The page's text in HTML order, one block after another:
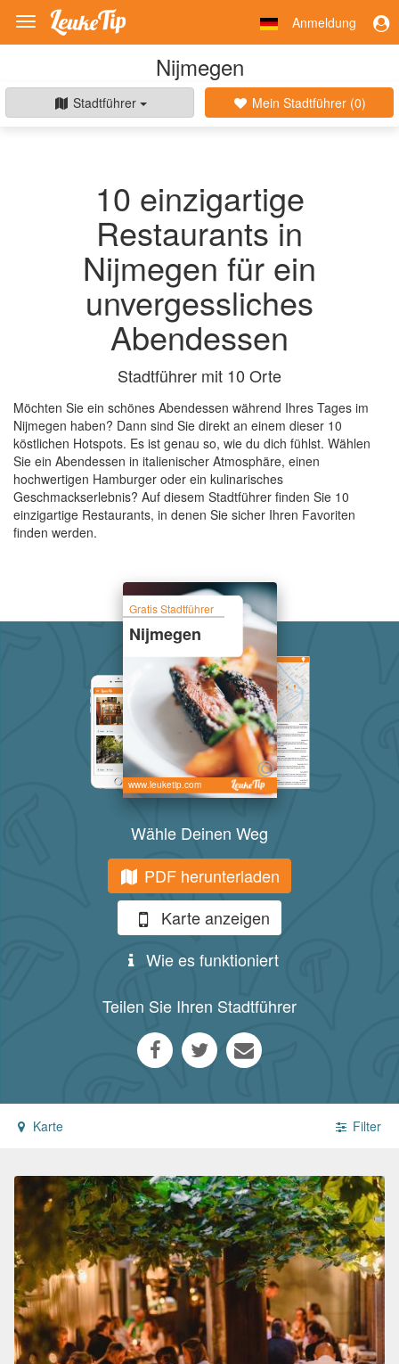
Toggle
navigation
Anmeldung
Nijmegen
Stadtführer Mein Stadtführer (0)
10 einzigartige
Restaurants in
Nijmegen für ein
unvergessliches
Abendessen
Stadtführer mit 10 Orte
Möchten Sie ein schönes Abendessen während Ihres Tages im
Nijmegen haben? Dann sind Sie direkt an einem dieser 10
köstlichen Hotspots. Es ist genau so, wie du dich fühlst. Wählen
Sie ein Abendessen in italienischer Atmosphäre, einen
hochwertigen Hamburger oder ein kulinarisches
Geschmackserlebnis? Auf diesem Stadtführer finden Sie 10
einzigartige Restaurants, in denen Sie sicher Ihren Favoriten
finden werden.
Gratis Stadtführer
Nijmegen
www.leuketip.com
Wähle Deinen Weg
PDF herunterladen
Karte anzeigen
Wie es funktioniert
Teilen Sie Ihren Stadtführer
Karte Filter